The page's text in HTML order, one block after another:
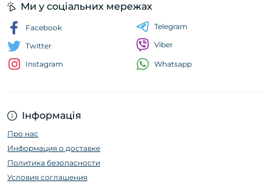
Інформація
Про нас
Информация о доставке
Политика безопасности
Условия соглашения
Ми у соціальних мережах
Facebook
Twitter
Instagram
Telegram
Viber
Whatsapp